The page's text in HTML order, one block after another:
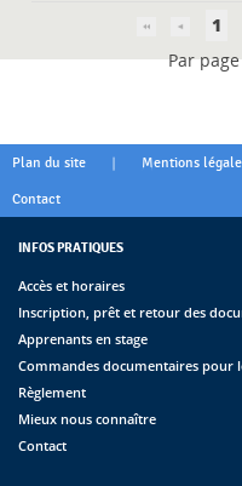
1
Par
Plan du site | Mentions
Contact
INFOS PRATIQUES
Accès et horaires
Inscription, prêt et retour des
Apprenants en stage
Commandes documentaires pour
Règlement
Mieux nous connaître
Contact